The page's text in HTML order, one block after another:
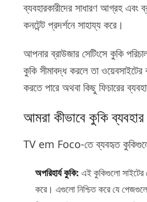
ব্যবহারকারীদের সাধারণ আগ্রহ এবং
কনটেন্ট প্রদর্শনে সাহায্য করে।
আপনার ব্রাউজার সেটিংসে কুকি
কুকি সীমাবদ্ধ করলে তা ওয়েবসাইটের
করতে পারে অথবা কিছু ফিচারের
আমরা কীভাবে কুকি
TV em Foco-তে ব্যবহৃত কুকিগুলো
অপরিহার্য কুকি: এই কুকিগুলো সাইটের
করে। এগুলো নিশ্চিত করে যে